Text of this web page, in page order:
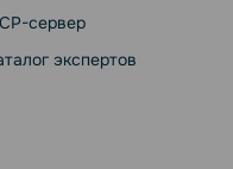
сервер
экспертов